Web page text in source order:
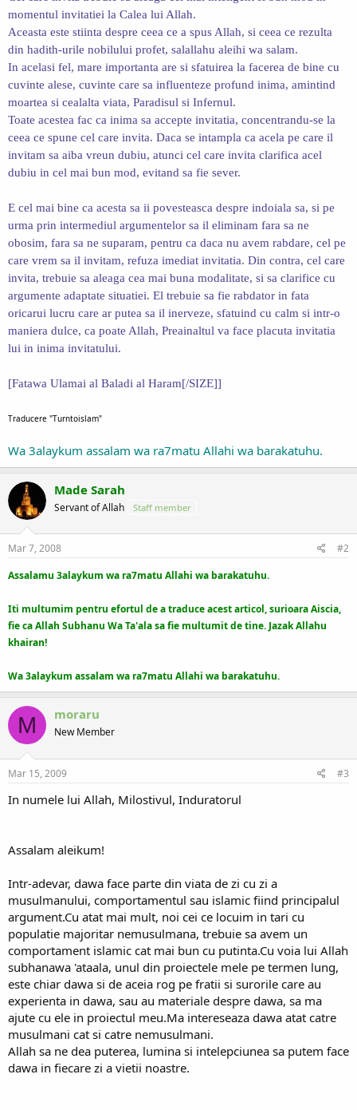
momentul invitatiei la Calea lui Allah.
Aceasta este stiinta despre ceea ce a spus Allah, si ceea ce rezulta
din hadith-urile nobilului profet, salallahu aleihi wa salam.
In acelasi fel, mare importanta are si sfatuirea la facerea de bine cu
cuvinte alese, cuvinte care sa influenteze profund inima, amintind
moartea si cealalta viata, Paradisul si Infernul.
Toate acestea fac ca inima sa accepte invitatia, concentrandu-se la
ceea ce spune cel care invita. Daca se intampla ca acela pe care il
invitam sa aiba vreun dubiu, atunci cel care invita clarifica acel
dubiu in cel mai bun mod, evitand sa fie sever.
E cel mai bine ca acesta sa ii povesteasca despre indoiala sa, si pe
urma prin intermediul argumentelor sa il eliminam fara sa ne
obosim, fara sa ne suparam, pentru ca daca nu avem rabdare, cel pe
care vrem sa il invitam, refuza imediat invitatia. Din contra, cel care
invita, trebuie sa aleaga cea mai buna modalitate, si sa clarifice cu
argumente adaptate situatiei. El trebuie sa fie rabdator in fata
oricarui lucru care ar putea sa il inerveze, sfatuind cu calm si intr-o
maniera dulce, ca poate Allah, Preainaltul va face placuta invitatia
lui in inima invitatului.
[Fatawa Ulamai al Baladi al Haram[/SIZE]]
Traducere "Turntoislam"
Wa 3alaykum assalam wa ra7matu Allahi wa barakatuhu.
Made Sarah
Servant of Allah Staff member
Mar 7, 2008
#2
Assalamu 3alaykum wa ra7matu Allahi wa barakatuhu.
Iti multumim pentru efortul de a traduce acest articol, surioara Aiscia,
fie ca Allah Subhanu Wa Ta'ala sa fie multumit de tine. Jazak Allahu
khairan!
Wa 3alaykum assalam wa ra7matu Allahi wa barakatuhu.
M moraru
New Member
Mar 15, 2009 #3
In numele lui Allah, Milostivul, Induratorul
Assalam aleikum!
Intr-adevar, dawa face parte din viata de zi cu zi a
musulmanului, comportamentul sau islamic fiind principalul
argument.Cu atat mai mult, noi cei ce locuim in tari cu
populatie majoritar nemusulmana, trebuie sa avem un
comportament islamic cat mai bun cu putinta.Cu voia lui Allah
subhanawa 'ataala, unul din proiectele mele pe termen lung,
este chiar dawa si de aceia rog pe fratii si surorile care au
experienta in dawa, sau au materiale despre dawa, sa ma
ajute cu ele in proiectul meu.Ma intereseaza dawa atat catre
musulmani cat si catre nemusulmani.
Allah sa ne dea puterea, lumina si intelepciunea sa putem face
dawa in fiecare zi a vietii noastre.